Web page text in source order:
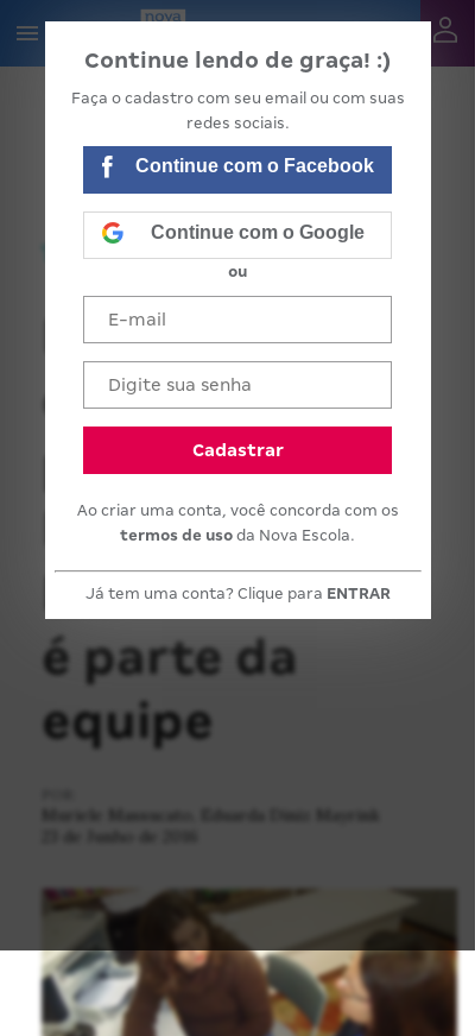
Continue lendo de graça! :)
Faça o cadastro com seu email ou com suas
redes sociais.
Continue com o Facebook
Continue com o Google
ou
Cadastrar
Ao criar uma conta, você concorda com os
termos de uso da Nova Escola.
Já tem uma conta? Clique para ENTRAR
Não se
esqueça: o
professor de
Educação
Física também
é parte da
equipe
Muriele Massucato, Eduarda Diniz Mayrink